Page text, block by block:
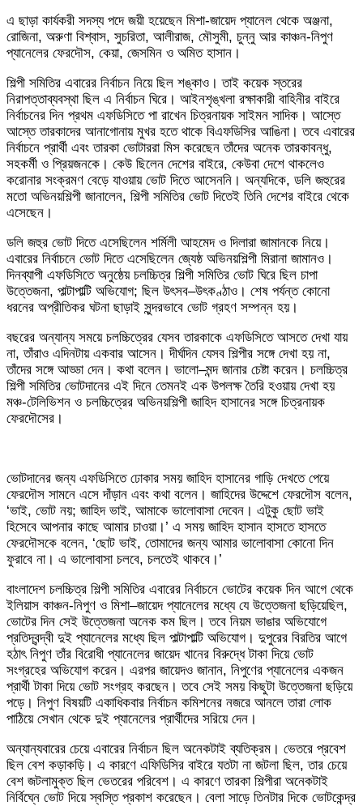
এ ছাড়া কার্যকরী সদস্য পদে জয়ী হয়েছেন মিশা-জায়েদ প্যানেল থেকে অঞ্জনা,
রোজিনা, অরুণা বিশ্বাস, সুচরিতা, আলীরাজ, মৌসুমী, চুন্নু আর কাঞ্চন-নিপুণ
প্যানেলের ফেরদৌস, কেয়া, জেসমিন ও অমিত হাসান।
শিল্পী সমিতির এবারের নির্বাচন নিয়ে ছিল শঙ্কাও। তাই কয়েক স্তরের
নিরাপত্তাব্যবস্থা ছিল এ নির্বাচন ঘিরে। আইনশৃঙ্খলা রক্ষাকারী বাহিনীর বাইরে
নির্বাচনের দিন প্রথম এফডিসিতে পা রাখেন চিত্রনায়ক সাইমন সাদিক। আস্তে
আস্তে তারকাদের আনাগোনায় মুখর হতে থাকে বিএফডিসির আঙিনা। তবে এবারের
নির্বাচনে প্রার্থী এবং তারকা ভোটাররা মিস করেছেন তাঁদের অনেক তারকাবন্ধু,
সহকর্মী ও প্রিয়জনকে। কেউ ছিলেন দেশের বাইরে, কেউবা দেশে থাকলেও
করোনার সংক্রমণ বেড়ে যাওয়ায় ভোট দিতে আসেননি। অন্যদিকে, ডলি জহুরের
মতো অভিনয়শিল্পী জানালেন, শিল্পী সমিতির ভোট দিতেই তিনি দেশের বাইরে থেকে
এসেছেন।
ডলি জহুর ভোট দিতে এসেছিলেন শর্মিলী আহমেদ ও দিলারা জামানকে নিয়ে।
এবারের নির্বাচনে ভোট দিতে এসেছিলেন জ্যেষ্ঠ অভিনয়শিল্পী মিরানা জামানও।
দিনব্যাপী এফডিসিতে অনুষ্ঠেয় চলচ্চিত্র শিল্পী সমিতির ভোট ঘিরে ছিল চাপা
উত্তেজনা, পাল্টাপাল্টি অভিযোগ; ছিল উৎসব–উৎকণ্ঠাও। শেষ পর্যন্ত কোনো
ধরনের অপ্রীতিকর ঘটনা ছাড়াই সুন্দরভাবে ভোট গ্রহণ সম্পন্ন হয়।
বছরের অন্যান্য সময়ে চলচ্চিত্রের যেসব তারকাকে এফডিসিতে আসতে দেখা যায়
না, তাঁরাও এদিনটায় একবার আসেন। দীর্ঘদিন যেসব শিল্পীর সঙ্গে দেখা হয় না,
তাঁদের সঙ্গে আড্ডা দেন। কথা বলেন। ভালো–মন্দ জানার চেষ্টা করেন। চলচ্চিত্র
শিল্পী সমিতির ভোটদানের এই দিনে তেমনই এক উপলক্ষ তৈরি হওয়ায় দেখা হয়
মঞ্চ-টেলিভিশন ও চলচ্চিত্রের অভিনয়শিল্পী জাহিদ হাসানের সঙ্গে চিত্রনায়ক
ফেরদৌসের।
ভোটদানের জন্য এফডিসিতে ঢোকার সময় জাহিদ হাসানের গাড়ি দেখতে পেয়ে
ফেরদৌস সামনে এসে দাঁড়ান এবং কথা বলেন। জাহিদের উদ্দেশে ফেরদৌস বলেন,
‘ভাই, ভোট নয়; জাহিদ ভাই, আমাকে ভালোবাসা দেবেন। এটুকু ছোট ভাই
হিসেবে আপনার কাছে আমার চাওয়া।’ এ সময় জাহিদ হাসান হাসতে হাসতে
ফেরদৌসকে বলেন, ‘ছোট ভাই, তোমাদের জন্য আমার ভালোবাসা কোনো দিন
ফুরাবে না। এ ভালোবাসা চলবে, চলতেই থাকবে।’
বাংলাদেশ চলচ্চিত্র শিল্পী সমিতির এবারের নির্বাচনে ভোটের কয়েক দিন আগে থেকে
ইলিয়াস কাঞ্চন-নিপুণ ও মিশা–জায়েদ প্যানেলের মধ্যে যে উত্তেজনা ছড়িয়েছিল,
ভোটের দিন সেই উত্তেজনা অনেক কম ছিল। তবে নিয়ম ভাঙার অভিযোগে
প্রতিদ্বন্দ্বী দুই প্যানেলের মধ্যে ছিল পাল্টাপাল্টি অভিযোগ। দুপুরের বিরতির আগে
হঠাৎ নিপুণ তাঁর বিরোধী প্যানেলের জায়েদ খানের বিরুদ্ধে টাকা দিয়ে ভোট
সংগ্রহের অভিযোগ করেন। এরপর জায়েদও জানান, নিপুণের প্যানেলের একজন
প্রার্থী টাকা দিয়ে ভোট সংগ্রহ করছেন। তবে সেই সময় কিছুটা উত্তেজনা ছড়িয়ে
পড়ে। নিপুণ বিষয়টি একাধিকবার নির্বাচন কমিশনের নজরে আনলে তারা লোক
পাঠিয়ে সেখান থেকে দুই প্যানেলের প্রার্থীদের সরিয়ে দেন।
অন্যান্যবারের চেয়ে এবারের নির্বাচন ছিল অনেকটাই ব্যতিক্রম। ভেতরে প্রবেশ
ছিল বেশ কড়াকড়ি। এ কারণে এফিডিসির বাইরে যতটা না জটলা ছিল, তার চেয়ে
বেশ জটলামুক্ত ছিল ভেতরের পরিবেশ। এ কারণে তারকা শিল্পীরা অনেকটাই
নির্বিঘ্নে ভোট দিয়ে স্বস্তি প্রকাশ করেছেন। বেলা সাড়ে তিনটার দিকে ভোটকেন্দ্র